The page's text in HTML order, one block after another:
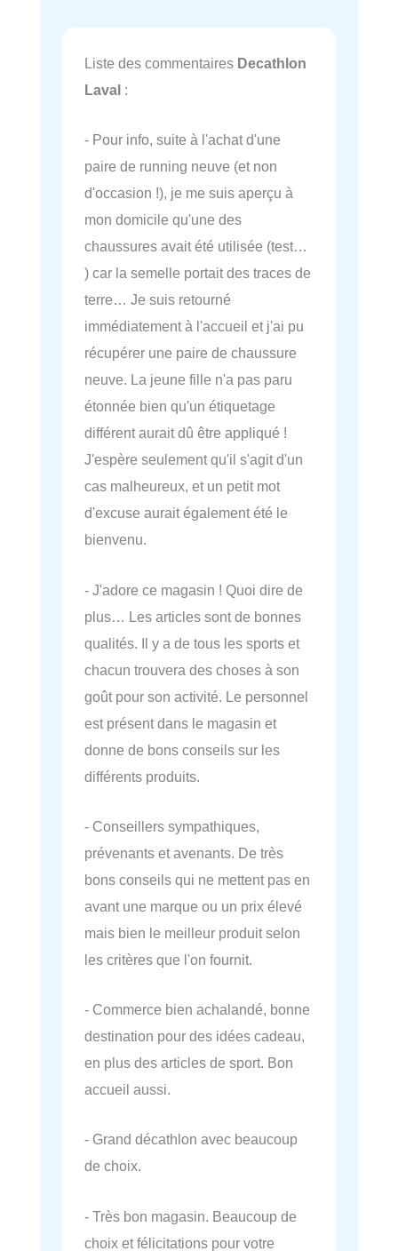
Liste des commentaires Decathlon
Laval :
- Pour info, suite à l'achat d'une
paire de running neuve (et non
d'occasion !), je me suis aperçu à
mon domicile qu'une des
chaussures avait été utilisée (test…
) car la semelle portait des traces de
terre… Je suis retourné
immédiatement à l'accueil et j'ai pu
récupérer une paire de chaussure
neuve. La jeune fille n'a pas paru
étonnée bien qu'un étiquetage
différent aurait dû être appliqué !
J'espère seulement qu'il s'agit d'un
cas malheureux, et un petit mot
d'excuse aurait également été le
bienvenu.
- J'adore ce magasin ! Quoi dire de
plus… Les articles sont de bonnes
qualités. Il y a de tous les sports et
chacun trouvera des choses à son
goût pour son activité. Le personnel
est présent dans le magasin et
donne de bons conseils sur les
différents produits.
- Conseillers sympathiques,
prévenants et avenants. De très
bons conseils qui ne mettent pas en
avant une marque ou un prix élevé
mais bien le meilleur produit selon
les critères que l'on fournit.
- Commerce bien achalandé, bonne
destination pour des idées cadeau,
en plus des articles de sport. Bon
accueil aussi.
- Grand décathlon avec beaucoup
de choix.
- Très bon magasin. Beaucoup de
choix et félicitations pour votre